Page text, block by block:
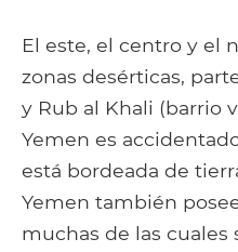
El este, el centro y el
zonas desérticas,
y Rub al Khali (barrio
Yemen es
está bordeada de
Yemen también
muchas de las